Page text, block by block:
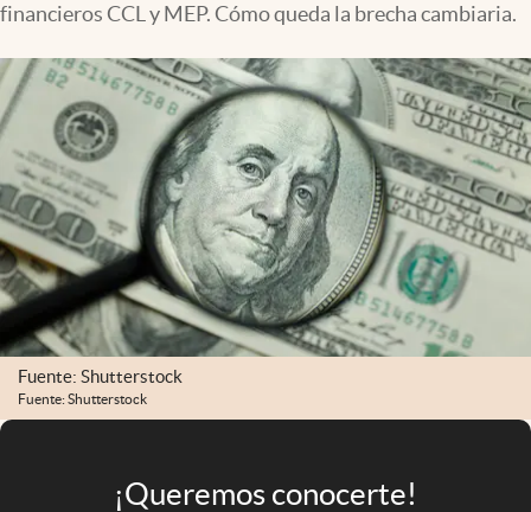
Clase
Clima
Mundial 2026
Eventos Corporativos
El Cronista Studio
Mediakit
abre en nueva pestaña
Argentina
financieros CCL y MEP. Cómo queda la brecha cambiaria.
Fuente: Shutterstock
Fuente: Shutterstock
¡Queremos conocerte!